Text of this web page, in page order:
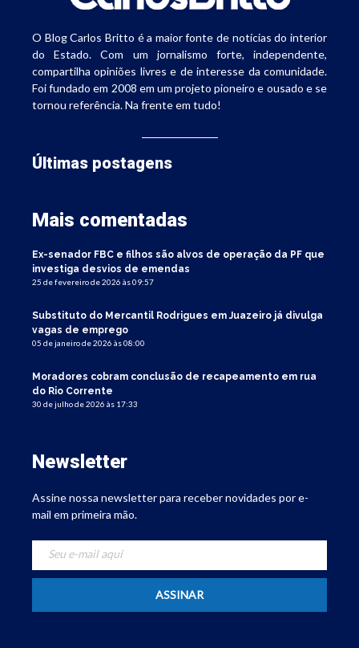
O Blog Carlos Britto é a maior fonte de notícias do interior
do Estado. Com um jornalismo forte, independente,
compartilha opiniões livres e de interesse da comunidade.
Foi fundado em 2008 em um projeto pioneiro e ousado e se
tornou referência. Na frente em tudo!
Últimas postagens
Mais comentadas
Ex-senador FBC e filhos são alvos de operação da PF que
investiga desvios de emendas
25 de fevereiro de 2026 às 09:57
Substituto do Mercantil Rodrigues em Juazeiro já divulga
vagas de emprego
05 de janeiro de 2026 às 08:00
Moradores cobram conclusão de recapeamento em rua
do Rio Corrente
30 de julho de 2026 às 17:33
Newsletter
Assine nossa newsletter para receber novidades por e-
mail em primeira mão.